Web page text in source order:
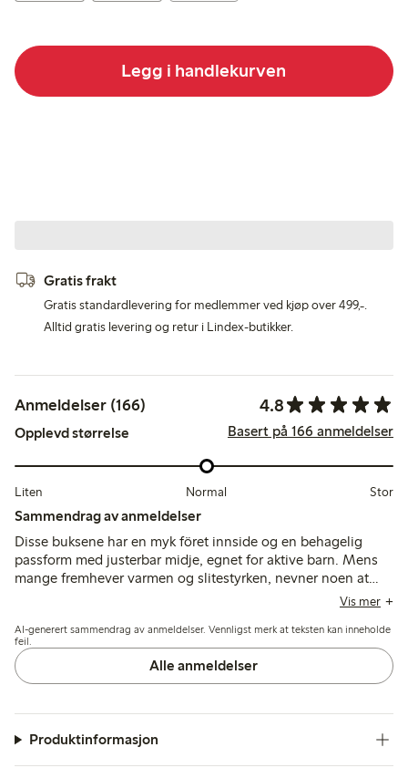
Legg i handlekurven
Gratis frakt
Gratis standardlevering for medlemmer ved kjøp over 499,-.
Alltid gratis levering og retur i Lindex-butikker.
Anmeldelser (166) 4.8
Opplevd størrelse Basert på 166 anmeldelser
Liten Normal Stor
Sammendrag av anmeldelser
Disse buksene har en myk föret innside og en behagelig
passform med justerbar midje, egnet for aktive barn. Mens
mange fremhever varmen og slitestyrken, nevner noen at
stoffet kan føles tykt for sommeren, og noen få rapporterer
Vis mer
AI-generert sammendrag av anmeldelser. Vennligst merk at teksten kan inneholde
feil.
Alle anmeldelser
Produktinformasjon